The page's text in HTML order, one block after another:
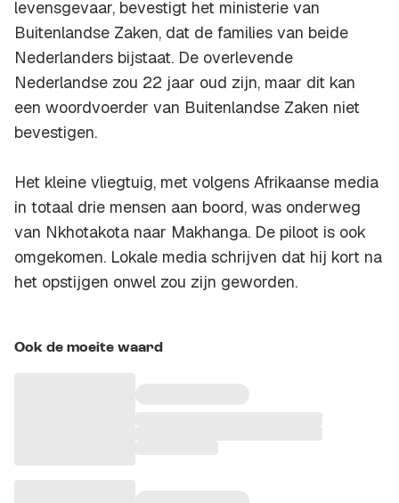
levensgevaar, bevestigt het ministerie van
Buitenlandse Zaken, dat de families van beide
Nederlanders bijstaat. De overlevende
Nederlandse zou 22 jaar oud zijn, maar dit kan
een woordvoerder van Buitenlandse Zaken niet
bevestigen.
Het kleine vliegtuig, met volgens Afrikaanse media
in totaal drie mensen aan boord, was onderweg
van Nkhotakota naar Makhanga. De piloot is ook
omgekomen. Lokale media schrijven dat hij kort na
het opstijgen onwel zou zijn geworden.
Ook de moeite waard